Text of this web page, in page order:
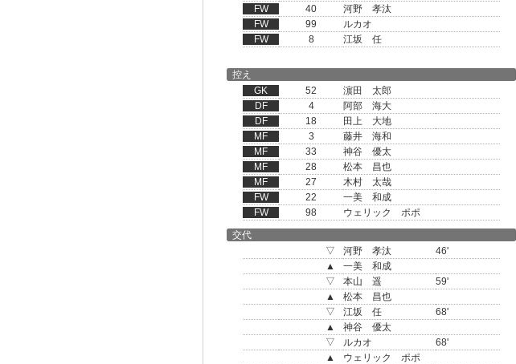
FW
40
河野 孝汰
FW
99
ルカオ
FW
8 江坂 任
控え
GK
52
濵田 太郎
DF
4
阿部 海大
DF
18
田上 大地
MF
3
藤井 海和
MF
33
神谷 優太
MF
28
松本 昌也
MF
27
木村 太哉
FW
22
一美 和成
FW
98 ウェリック ポポ
交代
▽
河野 孝汰
46'
▲
一美 和成
▽
本山 遥
59'
▲
松本 昌也
▽
江坂 任
68'
▲
神谷 優太
▽
ルカオ
68'
▲
ウェリック ポポ